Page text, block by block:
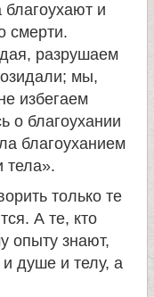
благоухают и
смерти.
разрушаем
мы,
избегаем
о благоухании
благоуханием
тела».
только те
А те, кто
опыту знают,
и душе и телу, а